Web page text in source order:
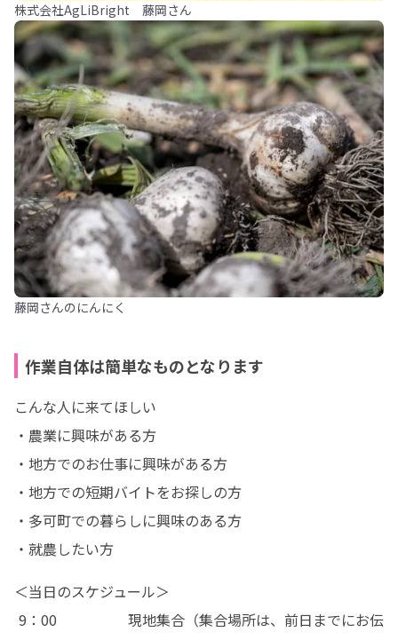
株式会社AgLiBright 藤岡さん
藤岡さんのにんにく
作業自体は簡単なものとなります
こんな人に来てほしい
・農業に興味がある方
・地方でのお仕事に興味がある方
・地方での短期バイトをお探しの方
・多可町での暮らしに興味のある方
・就農したい方
＜当日のスケジュール＞